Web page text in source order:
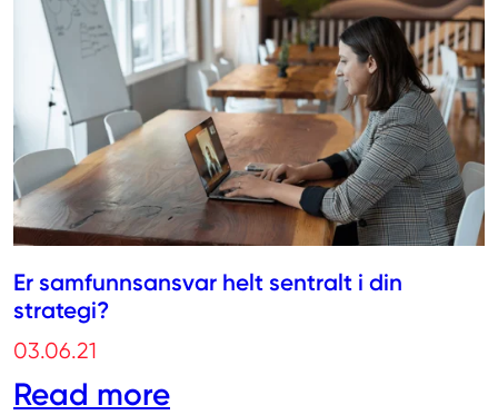
Er samfunnsansvar helt sentralt i din
strategi?
03.06.21
Read more